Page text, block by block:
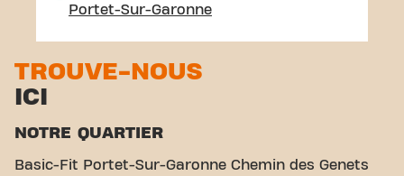
Portet-Sur-Garonne
TROUVE-NOUS
ICI
NOTRE QUARTIER
Basic-Fit Portet-Sur-Garonne Chemin des Genets